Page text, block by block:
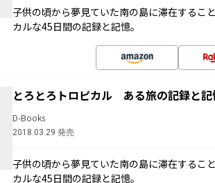
子供の頃から夢見ていた南の島に滞在するこ
カルな45日間の記録と記憶。
とろとろトロピカル ある旅の記録と
D-Books
2018.03.29 発売
子供の頃から夢見ていた南の島に滞在するこ
カルな45日間の記録と記憶。